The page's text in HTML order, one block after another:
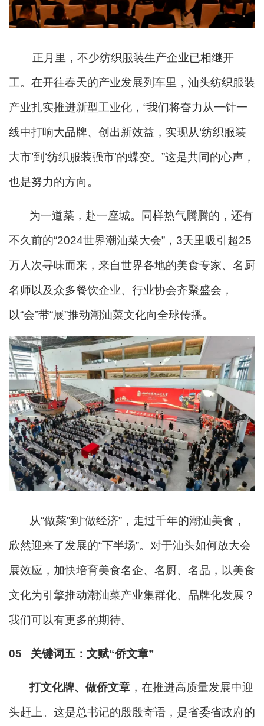
正月里，不少纺织服装生产企业已相继开
工。在开往春天的产业发展列车里，汕头纺织服装
产业扎实推进新型工业化，“我们将奋力从一针一
线中打响大品牌、创出新效益，实现从‘纺织服装
大市’到‘纺织服装强市’的蝶变。”这是共同的心声，
也是努力的方向。
为一道菜，赴一座城。同样热气腾腾的，还有
不久前的“2024世界潮汕菜大会”，3天里吸引超25
万人次寻味而来，来自世界各地的美食专家、名厨
名师以及众多餐饮企业、行业协会齐聚盛会，
以“会”带“展”推动潮汕菜文化向全球传播。
从“做菜”到“做经济”，走过千年的潮汕美食，
欣然迎来了发展的“下半场”。对于汕头如何放大会
展效应，加快培育美食名企、名厨、名品，以美食
文化为引擎推动潮汕菜产业集群化、品牌化发展？
我们可以有更多的期待。
05 关键词五 ： 文赋“侨文章”
打文化牌、做侨文章 ，在推进高质量发展中迎
头赶上。这是总书记的殷殷寄语，是省委省政府的